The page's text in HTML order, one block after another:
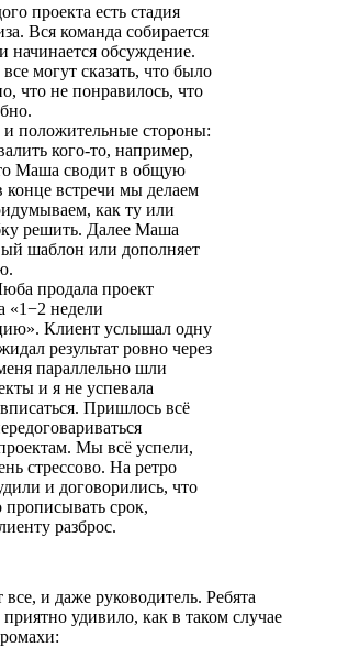
проекта есть стадия
Вся команда собирается
начинается обсуждение.
могут сказать, что было
что не понравилось, что
положительные стороны:
кого-то, например,
Маша сводит в общую
конце встречи мы делаем
как ту или
решить. Далее Маша
шаблон или дополняет
продала проект
«1−2 недели
Клиент услышал одну
результат ровно через
параллельно шли
и я не успевала
Пришлось всё
Мы всё успели,
стрессово. На ретро
и договорились, что
прописывать срок,
разброс.
и даже руководитель. Ребята
удивило, как в таком случае